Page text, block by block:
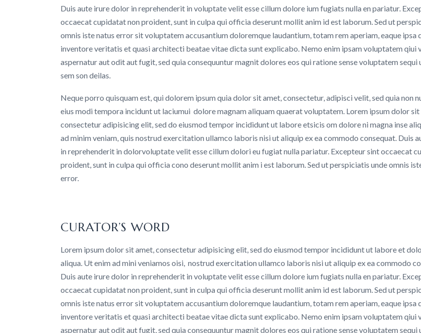
Duis aute irure dolor in reprehenderit in voluptate velit esse cillum dolore ium fugiats nulla en pariatur.
occaecat cupidatat non proident, sunt in culpa qui officia deserunt mollit anim id est laborum. Sed ut
omnis iste natus error sit voluptatem accusantium doloremque laudantium, totam rem aperiam, eaque ipsa
inventore veritatis et quasi architecti beatae vitae dicta sunt explicabo. Nemo enim ipsam voluptatem qiui
aspernatur aut odit aut fugit, sed quia consequuntur magnit dolores eos qui ratione sense voluptatem sequi
sem son deilas.
Neque porro quisquam est, qui dolorem ipsum quia dolor sit amet, consectetur, adipisci velit, sed quia non
eius modi tempora incidunt ut laciumui dolore magnam aliquam quaerat voluptatem. Lorem ipsum dolor sit
consectetur adipisicing elit, sed do eiusmod tempor incididunt ut labore etsicis om dolore ni magna inse
ad minim veniam, quis nostrud exercitation ullamco laboris nisi ut aliquip ex ea commodo consequat. Duis
in reprehenderit in dolorvoluptate velit esse cillum dolori eu fugiat nulla pariatur. Excepteur sint occaecat
proident, sunt in culpa qui officia cono deserunt mollit anim i est laborum. Sed ut perspiciatis unde omnis
error.
CURATOR’S WORD
Lorem ipsum dolor sit amet, consectetur adipisicing elit, sed do eiusmod tempor incididunt ut labore et
aliqua. Ut enim ad mini veniamos oisi, nostrud exercitation ullamco laboris nisi ut aliquip ex ea commodo
Duis aute irure dolor in reprehenderit in voluptate velit esse cillum dolore ium fugiats nulla en pariatur.
occaecat cupidatat non proident, sunt in culpa qui officia deserunt mollit anim id est laborum. Sed ut
omnis iste natus error sit voluptatem accusantium doloremque laudantium, totam rem aperiam, eaque ipsa
inventore veritatis et quasi architecti beatae vitae dicta sunt explicabo. Nemo enim ipsam voluptatem qiui
aspernatur aut odit aut fugit, sed quia consequuntur magnit dolores eos qui ratione sense voluptatem sequi